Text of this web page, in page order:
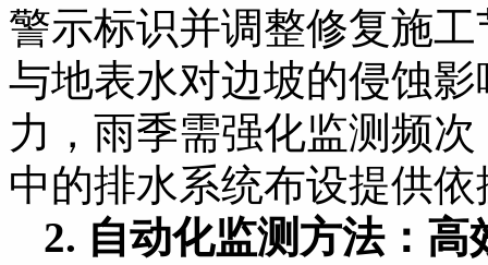
警示标识并调整修复施
与地表水对边坡的侵蚀
力，雨季需强化监测频
中的排水系统布设提供依
2. 自动化监测方法：